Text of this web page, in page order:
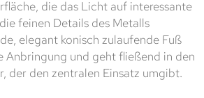
die das Licht auf interessante
feinen Details des Metalls
elegant konisch zulaufende Fuß
Anbringung und geht fließend in den
der den zentralen Einsatz umgibt.